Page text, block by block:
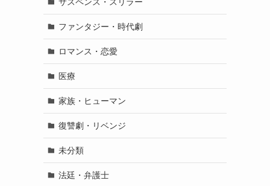
ファンタジー・時代劇
ロマンス・恋愛
医療
家族・ヒューマン
復讐劇・リベンジ
未分類
法廷・弁護士